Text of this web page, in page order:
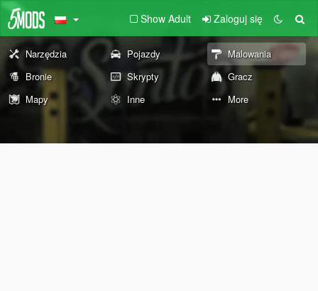
Show Adult Zaloguj się
Narzędzia Pojazdy
Malowania
Bronie
Skrypty
Gracz
Mapy
Inne More